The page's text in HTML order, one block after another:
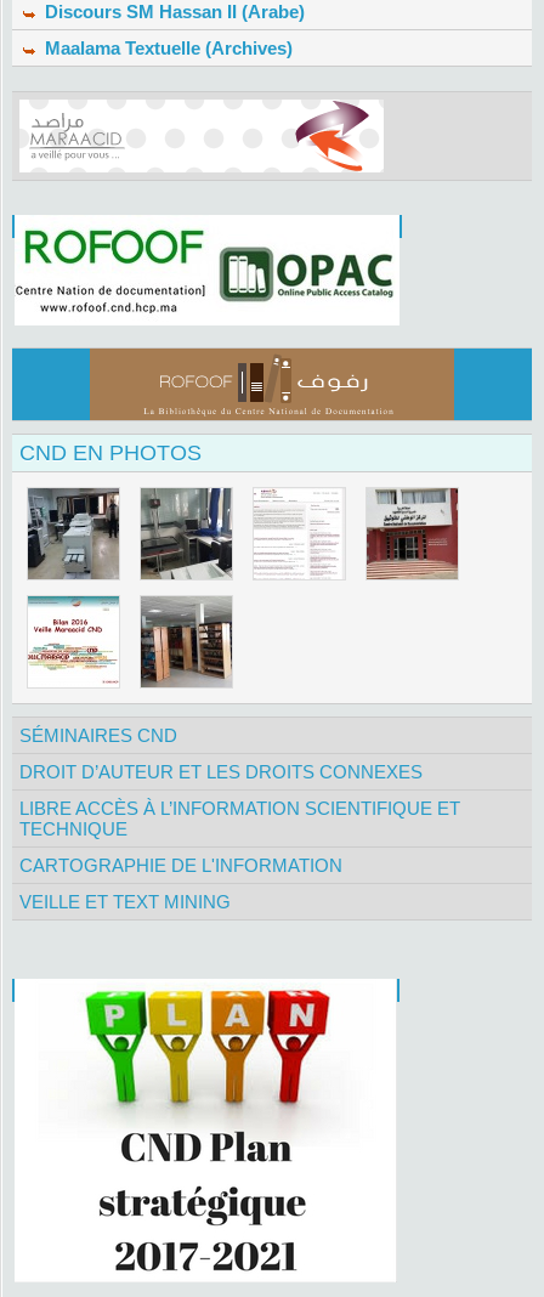
Discours SM Hassan II (Arabe)
Maalama Textuelle (Archives)
CND EN PHOTOS
SÉMINAIRES CND
DROIT D’AUTEUR ET LES DROITS CONNEXES
LIBRE ACCÈS À L’INFORMATION SCIENTIFIQUE ET
TECHNIQUE
CARTOGRAPHIE DE L'INFORMATION
VEILLE ET TEXT MINING